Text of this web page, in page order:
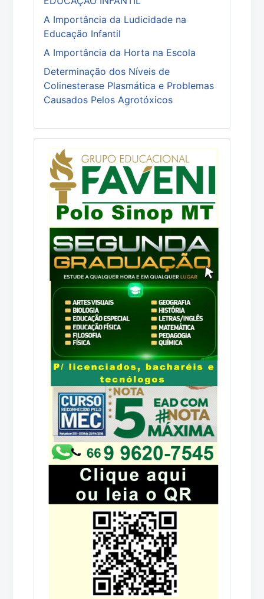
A Importância da Ludicidade na
Educação Infantil
A Importância da Horta na Escola
Determinação dos Níveis de
Colinesterase Plasmática e Problemas
Causados Pelos Agrotóxicos